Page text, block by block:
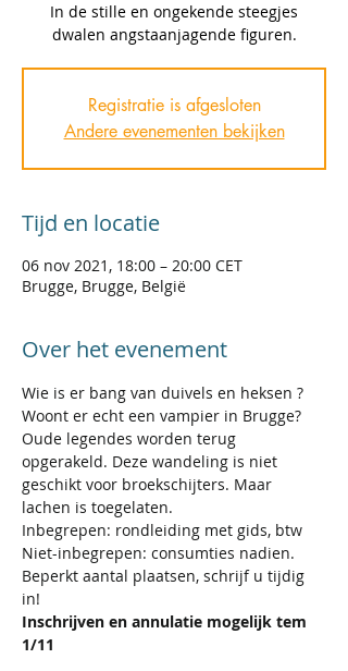
In de stille en ongekende steegjes
dwalen angstaanjagende figuren.
Registratie is afgesloten
Andere evenementen bekijken
Tijd en locatie
06 nov 2021, 18:00 – 20:00 CET
Brugge, Brugge, België
Over het evenement
Wie is er bang van duivels en heksen ?
Woont er echt een vampier in Brugge?
Oude legendes worden terug
opgerakeld. Deze wandeling is niet
geschikt voor broekschijters. Maar
lachen is toegelaten.
Inbegrepen: rondleiding met gids, btw
Niet-inbegrepen: consumties nadien.
Beperkt aantal plaatsen, schrijf u tijdig
in!
Inschrijven en annulatie mogelijk tem
1/11